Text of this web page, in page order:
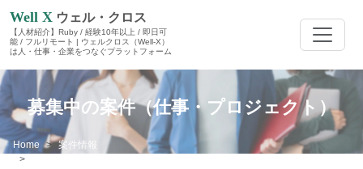
Well X ウェル・クロス
【人材紹介】Ruby / 経験10年以上 / 即日可
能 / フルリモート | ウェルクロス（Well-X）
は人・仕事・企業をつなぐプラットフォーム
Home
案件情報
募集中の案件（仕事・プロジェクト）